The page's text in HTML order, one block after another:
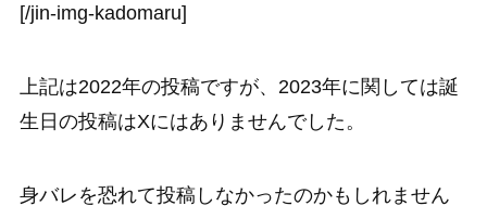
[/jin-img-kadomaru]
上記は2022年の投稿ですが、2023年に関しては誕
生日の投稿はXにはありませんでした。
身バレを恐れて投稿しなかったのかもしれません